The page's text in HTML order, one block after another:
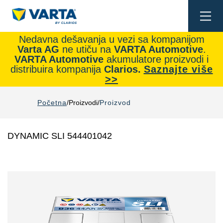
Nedavna dešavanja u vezi sa kompanijom
Varta AG ne utiču na VARTA Automotive.
VARTA Automotive akumulatore proizvodi i
distribuira kompanija Clarios. Saznajte više
>>
Početna Proizvodi Proizvod
DYNAMIC SLI 544401042